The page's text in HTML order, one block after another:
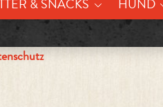
& SNACKS HUND